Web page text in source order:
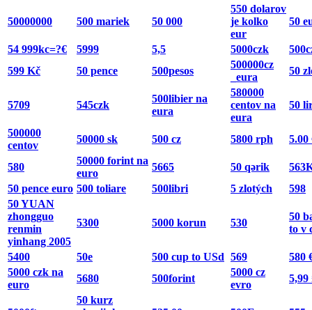
50000000 500 mariek 50 000
550 dolarov
je kolko
eur
50
54 999kc=?€ 5999 5,5 5000czk
599 Kč
50 pence 500pesos
500000cz
_eura
50
5709 545czk
500libier na
eura
580000
centov na
eura
50
500000
centov
50000 sk 500 cz 5800 rph 5.00
580
50000 forint na
euro
5665 50 qərik
50 pence euro 500 toliare 500libri 5 zlotých
598
50 YUAN
zhongguo
renmin
yinhang 2005
5300 5000 korun 530
50
to v
5400 50e 500 cup to USd 569
580
5000 czk na
euro
5680 500forint
5000 cz
evro
5,99
50 kurz